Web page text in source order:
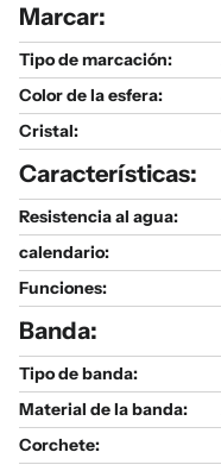
Marcar:
Tipo de marcación:
Color de la esfera:
Cristal:
Características:
Resistencia al agua:
calendario:
Funciones:
Banda:
Tipo de banda:
Material de la banda:
Corchete: